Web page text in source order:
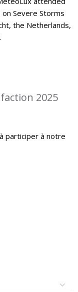
Severe Storms
the Netherlands,
2025
participer à notre